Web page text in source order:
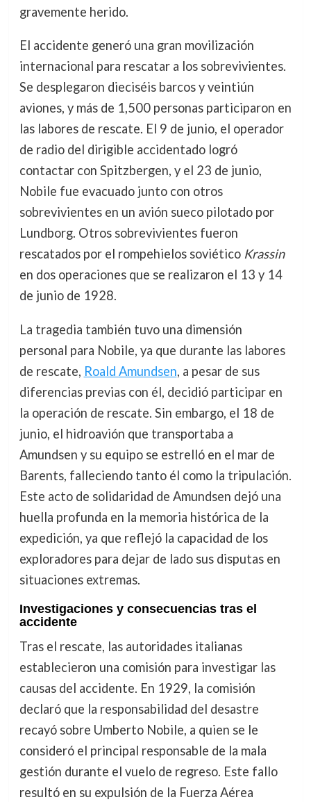
gravemente herido.
El accidente generó una gran movilización
internacional para rescatar a los sobrevivientes.
Se desplegaron dieciséis barcos y veintiún
aviones, y más de 1,500 personas participaron en
las labores de rescate. El 9 de junio, el operador
de radio del dirigible accidentado logró
contactar con Spitzbergen, y el 23 de junio,
Nobile fue evacuado junto con otros
sobrevivientes en un avión sueco pilotado por
Lundborg. Otros sobrevivientes fueron
rescatados por el rompehielos soviético Krassin
en dos operaciones que se realizaron el 13 y 14
de junio de 1928.
La tragedia también tuvo una dimensión
personal para Nobile, ya que durante las labores
de rescate, Roald Amundsen, a pesar de sus
diferencias previas con él, decidió participar en
la operación de rescate. Sin embargo, el 18 de
junio, el hidroavión que transportaba a
Amundsen y su equipo se estrelló en el mar de
Barents, falleciendo tanto él como la tripulación.
Este acto de solidaridad de Amundsen dejó una
huella profunda en la memoria histórica de la
expedición, ya que reflejó la capacidad de los
exploradores para dejar de lado sus disputas en
situaciones extremas.
Investigaciones y consecuencias tras el
accidente
Tras el rescate, las autoridades italianas
establecieron una comisión para investigar las
causas del accidente. En 1929, la comisión
declaró que la responsabilidad del desastre
recayó sobre Umberto Nobile, a quien se le
consideró el principal responsable de la mala
gestión durante el vuelo de regreso. Este fallo
resultó en su expulsión de la Fuerza Aérea